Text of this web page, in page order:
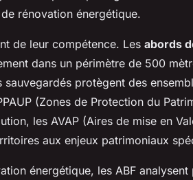
rénovation énergétique.
de leur compétence. Les abords
dans un périmètre de 500
protègent des
(Zones de Protection du
les AVAP (Aires de mise en
aux enjeux patrimoniaux
énergétique, les ABF